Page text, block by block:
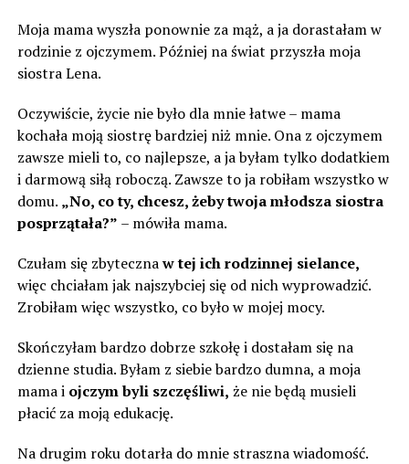
Moja mama wyszła ponownie za mąż, a ja dorastałam w
rodzinie z ojczymem. Później na świat przyszła moja
siostra Lena.
Oczywiście, życie nie było dla mnie łatwe – mama
kochała moją siostrę bardziej niż mnie. Ona z ojczymem
zawsze mieli to, co najlepsze, a ja byłam tylko dodatkiem
i darmową siłą roboczą. Zawsze to ja robiłam wszystko w
domu. „No, co ty, chcesz, żeby twoja młodsza siostra
posprzątała?” – mówiła mama.
Czułam się zbytecznaw tej ich rodzinnej sielance,
więc chciałam jak najszybciej się od nich wyprowadzić.
Zrobiłam więc wszystko, co było w mojej mocy.
Skończyłam bardzo dobrze szkołę i dostałam się na
dzienne studia. Byłam z siebie bardzo dumna, a moja
mama i ojczym byli szczęśliwi, że nie będą musieli
płacić za moją edukację.
Na drugim roku dotarła do mnie straszna wiadomość.